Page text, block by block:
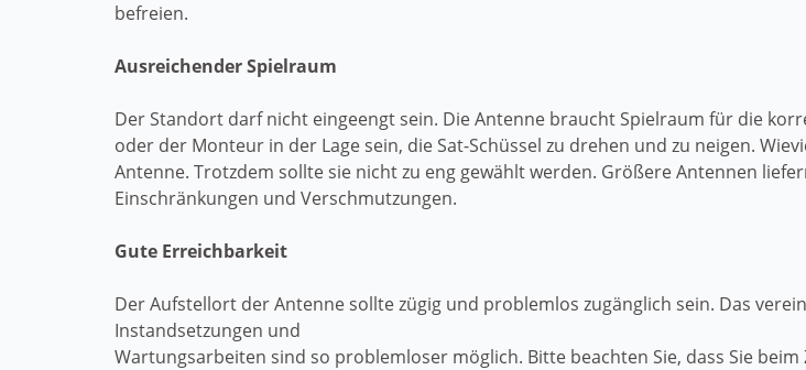
befreien.
Ausreichender Spielraum
Der Standort darf nicht eingeengt sein. Die Antenne braucht Spielraum für die
oder der Monteur in der Lage sein, die Sat-Schüssel zu drehen und zu neigen.
Antenne. Trotzdem sollte sie nicht zu eng gewählt werden. Größere Antennen
Einschränkungen und Verschmutzungen.
Gute Erreichbarkeit
Der Aufstellort der Antenne sollte zügig und problemlos zugänglich sein. Das
Instandsetzungen und
Wartungsarbeiten sind so problemloser möglich. Bitte beachten Sie, dass Sie